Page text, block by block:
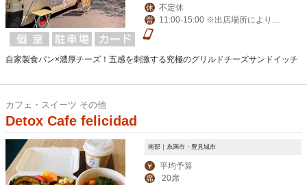
休
不定休
営
11:00-15:00 ※出店場所により営
業時間変動
自家製食パン×濃厚チーズ！五感を刺激する究極のグリルドチーズサンドイッチ
カフェ・スイーツ その他
Detox Cafe felicidad
南部｜糸満市・豊見城市
￥ 平均予算
席 20席